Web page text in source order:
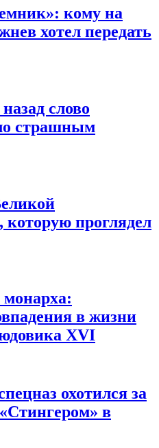
кому на
хотел передать
слово
страшным
которую проглядел
в жизни
XVI
охотился за
в